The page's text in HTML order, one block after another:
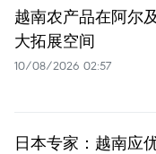
越南农产品在阿尔
大拓展空间
10/08/2026 02:57
日本专家：越南应